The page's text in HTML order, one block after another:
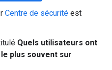
Centre de sécurité est
Quels utilisateurs ont
plus souvent sur